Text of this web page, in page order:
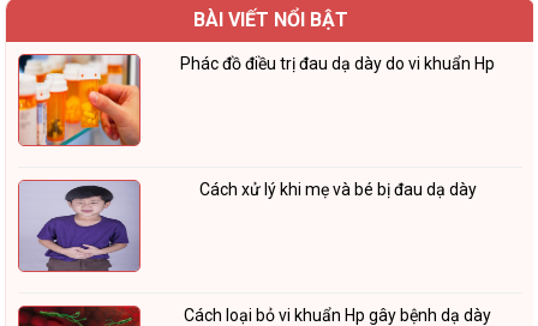
BÀI VIẾT NỔI BẬT
Phác đồ điều trị đau dạ dày do vi khuẩn Hp
Cách xử lý khi mẹ và bé bị đau dạ dày
Cách loại bỏ vi khuẩn Hp gây bệnh dạ dày